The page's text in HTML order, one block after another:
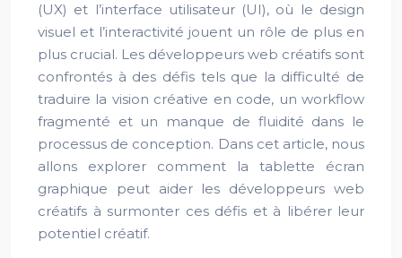
(UX) et l’interface utilisateur (UI), où le design
visuel et l’interactivité jouent un rôle de plus en
plus crucial. Les développeurs web créatifs sont
confrontés à des défis tels que la difficulté de
traduire la vision créative en code, un workflow
fragmenté et un manque de fluidité dans le
processus de conception. Dans cet article, nous
allons explorer comment la tablette écran
graphique peut aider les développeurs web
créatifs à surmonter ces défis et à libérer leur
potentiel créatif.